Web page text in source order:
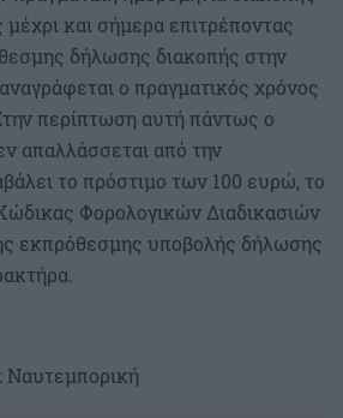
μέχρι και σήμερα επιτρέποντας
δήλωσης διακοπής στην
ο πραγματικός χρόνος
περίπτωση αυτή πάντως ο
απαλλάσσεται από την
το πρόστιμο των 100 ευρώ, το
Φορολογικών Διαδικασιών
εκπρόθεσμης υποβολής δήλωσης